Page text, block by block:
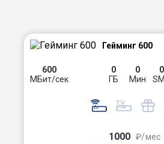
Гейминг 600
600
МБит/сек
0
ГБ
0
Мин
0
1000 ₽/мес